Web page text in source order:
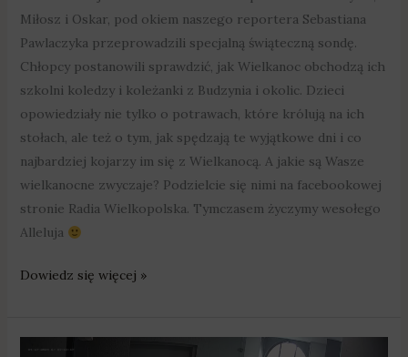
Miłosz i Oskar, pod okiem naszego reportera Sebastiana
Pawlaczyka przeprowadzili specjalną świąteczną sondę.
Chłopcy postanowili sprawdzić, jak Wielkanoc obchodzą ich
szkolni koledzy i koleżanki z Budzynia i okolic. Dzieci
opowiedziały nie tylko o potrawach, które królują na ich
stołach, ale też o tym, jak spędzają te wyjątkowe dni i co
najbardziej kojarzy im się z Wielkanocą. A jakie są Wasze
wielkanocne zwyczaje? Podzielcie się nimi na facebookowej
stronie Radia Wielkopolska. Tymczasem życzymy wesołego
Alleluja
Dowiedz się więcej »
Ten